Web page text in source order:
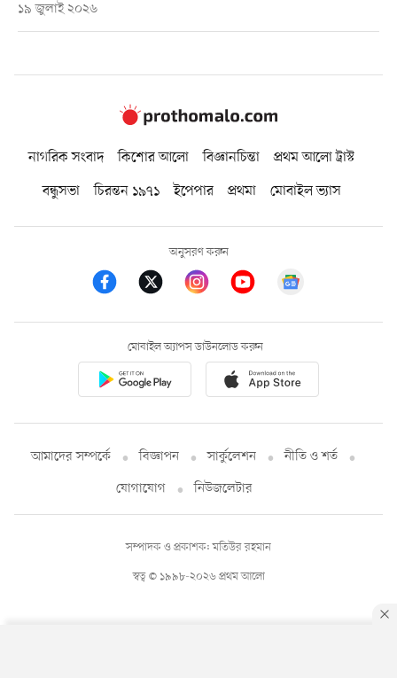
১৯ জুলাই ২০২৬
নাগরিক সংবাদ কিশোর আলো বিজ্ঞানচিন্তা
প্রথম আলো ট্রাস্ট
বন্ধুসভা
চিরন্তন ১৯৭১ ইপেপার প্রথমা মোবাইল ভ্যাস
অনুসরণ করুন
মোবাইল অ্যাপস ডাউনলোড করুন
আমাদের সম্পর্কে বিজ্ঞাপন সার্কুলেশন
নীতি ও শর্ত
যোগাযোগ
নিউজলেটার
স্বত্ব © ১৯৯৮-২০২৬ প্রথম আলো
সম্পাদক ও প্রকাশক: মতিউর রহমান